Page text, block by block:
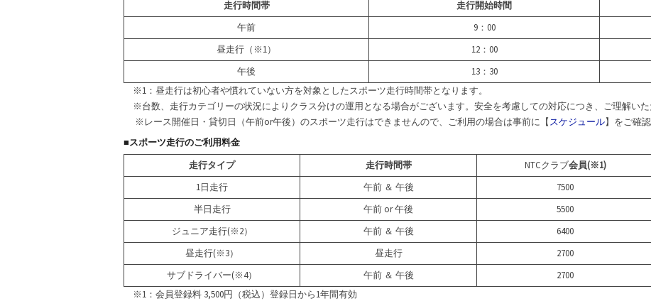
走行時間帯 走行開始時間
午前
9：00
昼走行（※1）
12：00
午後
13：30
※1：昼走行は初心者や慣れていない方を対象としたスポーツ走行時間帯となります。
※台数、走行カテゴリーの状況によりクラス分けの運用となる場合がございます。安全を考慮しての対応につき、ご理解い
※レース開催日・貸切日（午前or午後）のスポーツ走行はできませんので、ご利用の場合は事前に【スケジュール】をご確
■スポーツ走行のご利用料金
走行タイプ 走行時間帯 NTCクラブ会員(※1)
1日走行
午前 ＆ 午後 7500
半日走行
午前 or 午後 5500
ジュニア走行(※2）
午前 ＆ 午後 6400
昼走行(※3）
昼走行 2700
サブドライバー(※4）
午前 ＆ 午後 2700
※1：会員登録料 3,500円（税込）登録日から1年間有効